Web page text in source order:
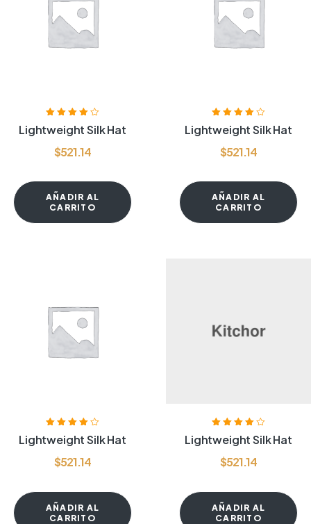
Valorado
con4.00 de
Lightweight Silk Hat
$521.14
AÑADIR AL
CARRITO
Valorado
con4.00 de
Lightweight Silk Hat
$521.14
AÑADIR AL
CARRITO
Valorado
con4.00 de
Lightweight Silk Hat
$521.14
AÑADIR AL
CARRITO
Valorado
con4.00 de
Lightweight Silk Hat
$521.14
AÑADIR AL
CARRITO